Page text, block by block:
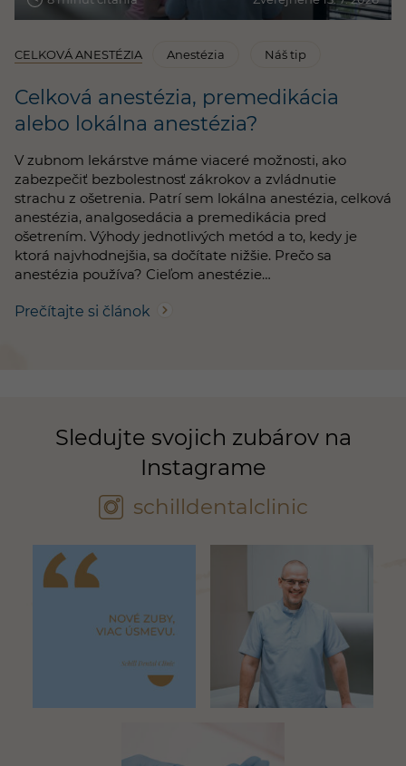
CELKOVÁ ANESTÉZIA Anestézia Náš tip
Celková anestézia, premedikácia
alebo lokálna anestézia?
V zubnom lekárstve máme viaceré možnosti, ako
zabezpečiť bezbolestnosť zákrokov a zvládnutie
strachu z ošetrenia. Patrí sem lokálna anestézia, celková
anestézia, analgosedácia a premedikácia pred
ošetrením. Výhody jednotlivých metód a to, kedy je
ktorá najvhodnejšia, sa dočítate nižšie. Prečo sa
anestézia používa? Cieľom anestézie…
Prečítajte si článok
Sledujte svojich zubárov na
Instagrame
schilldentalclinic